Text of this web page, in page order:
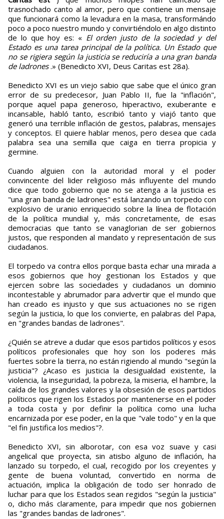
trasnochado canto al amor, pero que contiene un mensaje
que funcionará como la levadura en la masa, transformándo
poco a poco nuestro mundo y convirtiéndolo en algo distinto
de lo que hoy es: « El orden justo de la sociedad y del
Estado es una tarea principal de la política. Un Estado que
no se rigiera según la justicia se reduciría a una gran banda
de ladrones.» (Benedicto XVI, Deus Caritas est 28a).
Benedicto XVI es un viejo sabio que sabe que el único gran
error de su predecesor, Juan Pablo II, fue la "inflación",
porque aquel papa generoso, hiperactivo, exuberante e
incansable, habló tanto, escribió tanto y viajó tanto que
generó una terrible inflación de gestos, palabras, mensajes
y conceptos. El quiere hablar menos, pero desea que cada
palabra sea una semilla que caiga en tierra propicia y
germine.
Cuando alguien con la autoridad moral y el poder
convincente del lider religioso más influyente del mundo
dice que todo gobierno que no se atenga a la justicia es
"una gran banda de ladrones" está lanzando un torpedo con
explosivo de uranio enriquecido sobre la línea de flotación
de la política mundial y, más concretamente, de esas
democracias que tanto se vanaglorian de ser gobiernos
justos, que responden al mandato y representación de sus
ciudadanos.
El torpedo va contra ellos porque basta echar una mirada a
esos gobiernos que hoy gestionan los Estados y que
ejercen sobre las sociedades y ciudadanos un dominio
incontestable y abrumador para advertir que el mundo que
han creado es injusto y que sus actuaciones no se rigen
según la justicia, lo que los convierte, en palabras del Papa,
en "grandes bandas de ladrones".
¿Quién se atreve a dudar que esos partidos políticos y esos
políticos profesionales que hoy son los poderes más
fuertes sobre la tierra, no están rigiendo al mundo "según la
justicia"? ¿Acaso es justicia la desigualdad existente, la
violencia, la inseguridad, la pobreza, la miseria, el hambre, la
caída de los grandes valores y la obsesión de esos partidos
políticos que rigen los Estados por mantenerse en el poder
a toda costa y por definir la política como una lucha
encarnizada por ese poder, en la que "vale todo" y en la que
"el fin justifica los medios"?.
Benedicto XVI, sin alborotar, con esa voz suave y casi
angelical que proyecta, sin atisbo alguno de inflación, ha
lanzado su torpedo, el cual, recogido por los creyentes y
gente de buena voluntad, convertido en norma de
actuación, implica la obligación de todo ser honrado de
luchar para que los Estados sean regidos "según la justicia"
o, dicho más claramente, para impedir que nos gobiernen
las "grandes bandas de ladrones".